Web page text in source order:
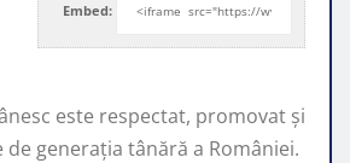
Embed:
este respectat, promovat şi
generaţia tânără a României.